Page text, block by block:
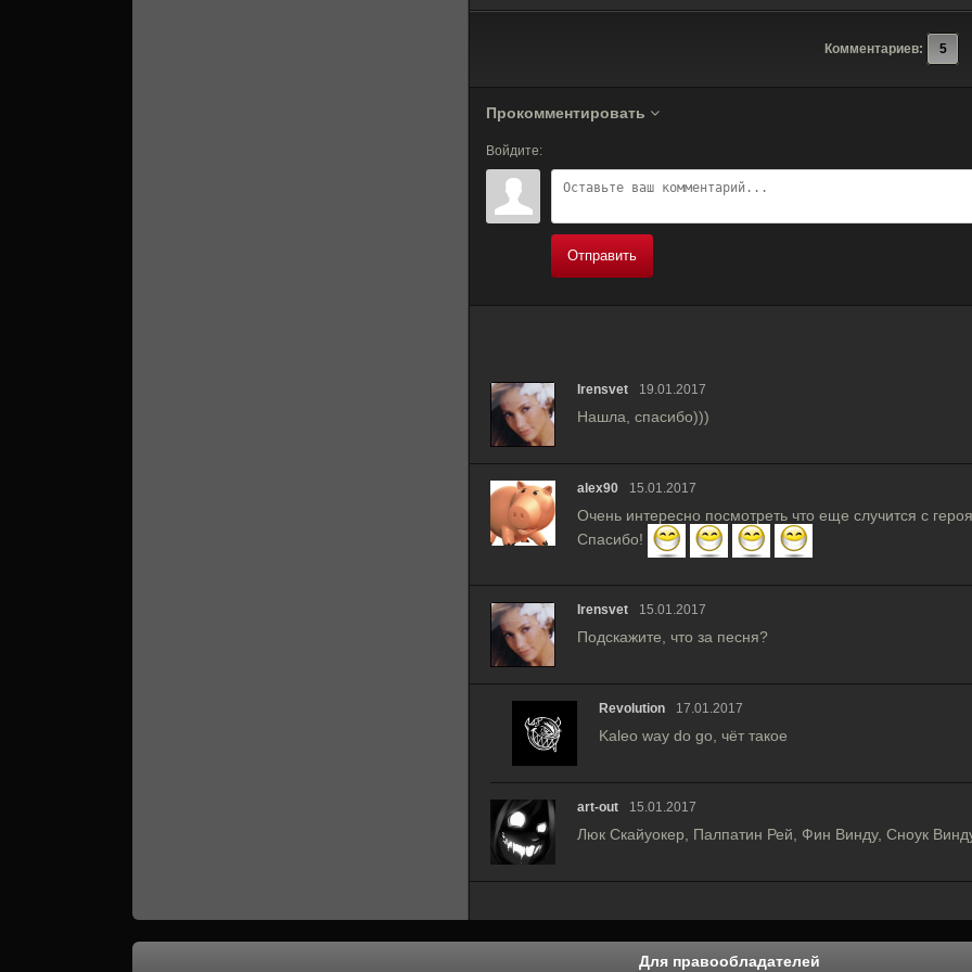
Комментариев: 5
Прокомментировать
Войдите:
Отправить
Irensvet 19.01.2017
Нашла, спасибо)))
alex90 15.01.2017
Очень интересно посмотреть что еще случится с
Спасибо!
Irensvet 15.01.2017
Подскажите, что за песня?
Revolution 17.01.2017
Kaleo way do go, чёт такое
art-out 15.01.2017
Люк Скайуокер, Палпатин Рей, Фин Винду, Сноук
Для правообладателей